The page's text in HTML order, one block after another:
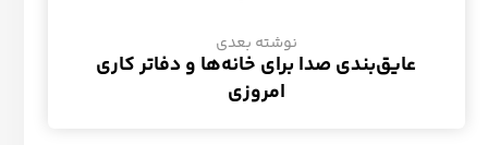
نوشته بعدی
عایق‌بندی صدا برای خانه‌ها و دفاتر کاری
امروزی